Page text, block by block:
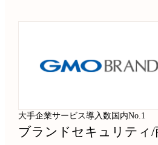
大手企業サービス導入数国内No.1
ブランドセキュリティ/